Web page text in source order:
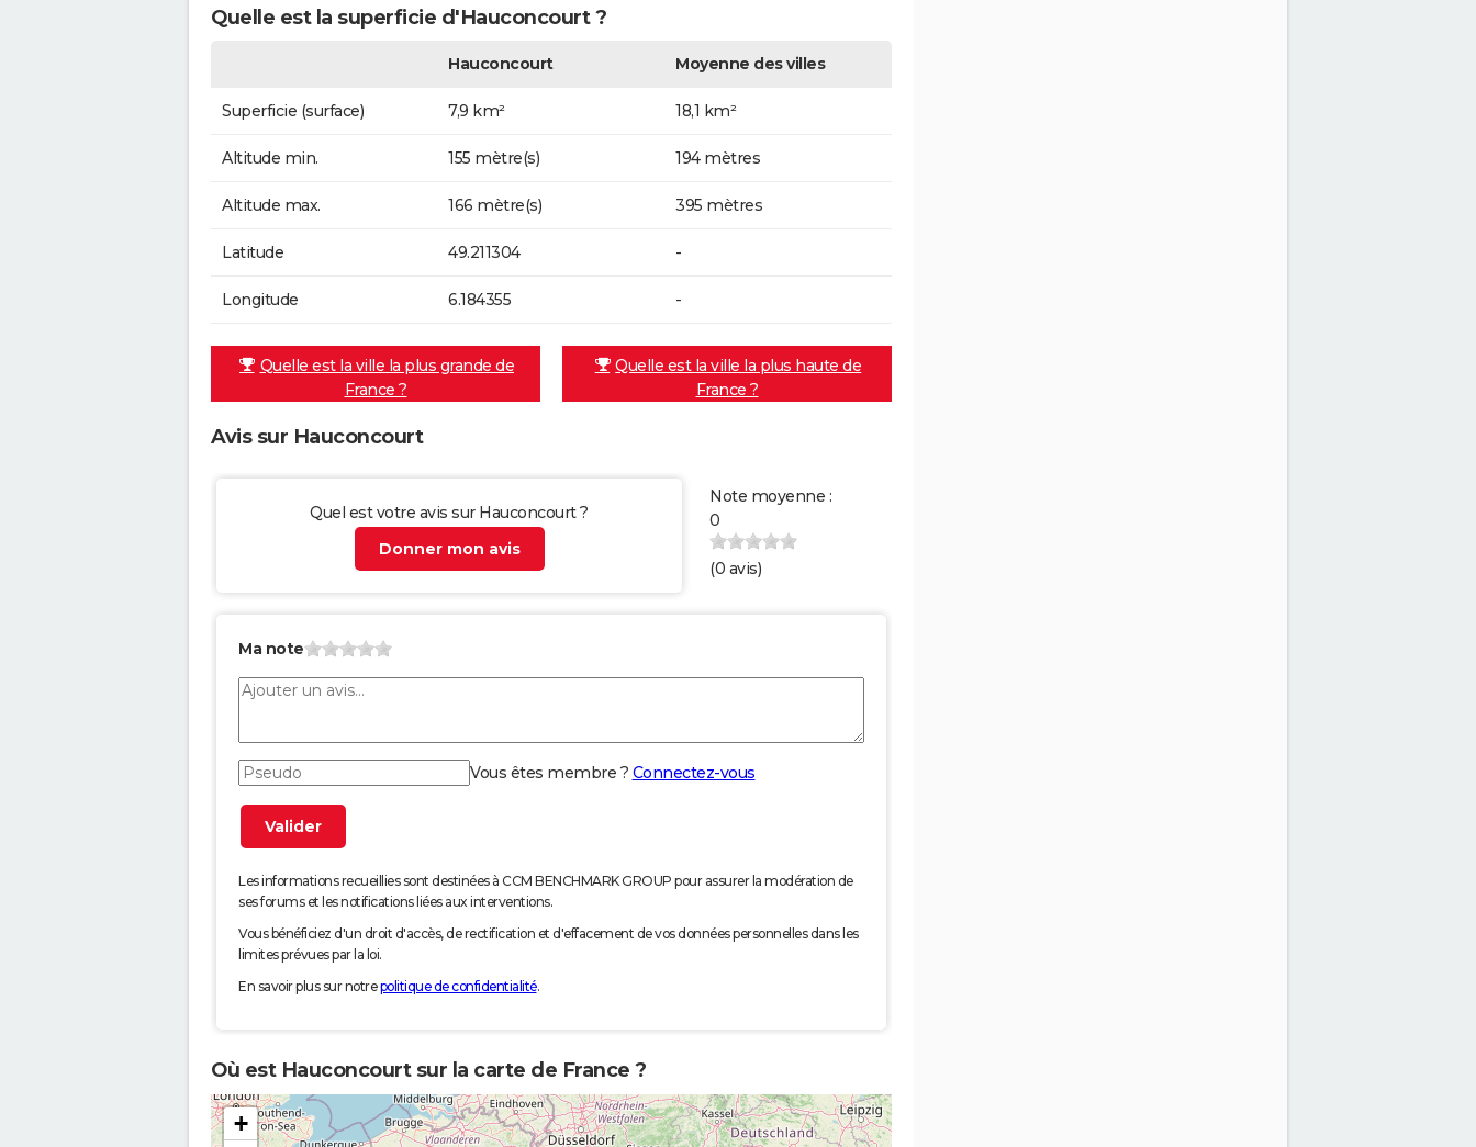
Quelle est la superficie d'Hauconcourt ?
Hauconcourt Moyenne des villes
Superficie (surface) 7,9 km² 18,1 km²
Altitude min. 155 mètre(s) 194 mètres
Altitude max. 166 mètre(s) 395 mètres
Latitude 49.211304 -
Longitude 6.184355 -
Quelle est la ville la plus grande de
France ?
Quelle est la ville la plus haute de
France ?
Avis sur Hauconcourt
Quel est votre avis sur Hauconcourt ?
Donner mon avis
Note moyenne :
0
(0 avis)
Ma note
Vous êtes membre ? Connectez-vous
Les informations recueillies sont destinées à CCM BENCHMARK GROUP pour assurer la modération de
ses forums et les notifications liées aux interventions.
Vous bénéficiez d'un droit d'accès, de rectification et d'effacement de vos données personnelles dans les
limites prévues par la loi.
En savoir plus sur notrepolitique de confidentialité.
Où est Hauconcourt sur la carte de France ?
+